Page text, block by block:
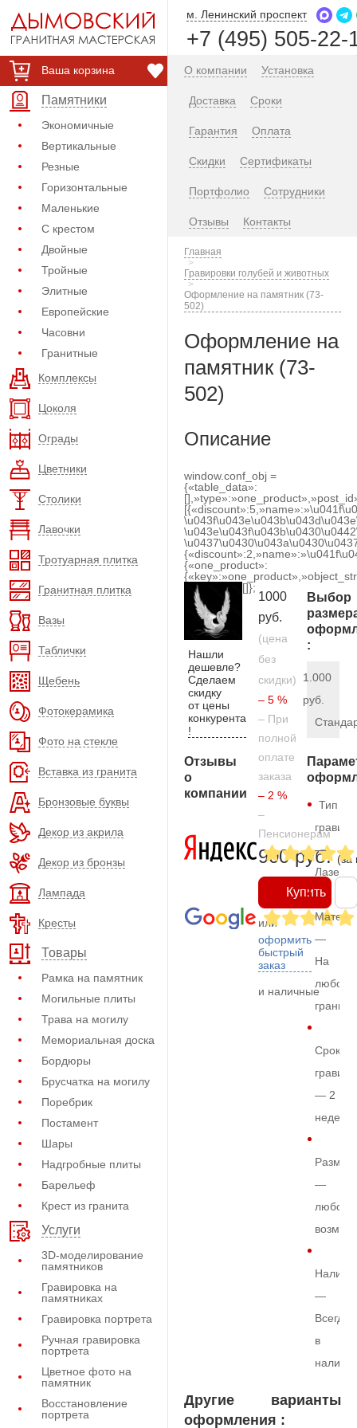
Ваша корзина
Памятники
Экономичные
Вертикальные
Резные
Горизонтальные
Маленькие
С крестом
Двойные
Тройные
Элитные
Европейские
Часовни
Гранитные
Комплексы
Цоколя
Ограды
Цветники
Столики
Лавочки
Тротуарная плитка
Гранитная плитка
Вазы
Таблички
Щебень
Фотокерамика
Фото на стекле
Вставка из гранита
Бронзовые буквы
Декор из акрила
Декор из бронзы
Лампада
Кресты
Товары
Рамка на памятник
Могильные плиты
Трава на могилу
Мемориальная доска
Бордюры
Брусчатка на могилу
Поребрик
Постамент
Шары
Надгробные плиты
Барельеф
Крест из гранита
Услуги
3D-моделирование
памятников
Гравировка на
памятниках
Гравировка портрета
Ручная гравировка
портрета
Цветное фото на
памятник
Восстановление
портрета
м. Ленинский проспект
+7 (495) 505-22-
О компании Установка
Доставка Сроки
Гарантия Оплата
Скидки Сертификаты
Портфолио Сотрудники
Отзывы Контакты
Главная
Гравировки голубей и животных
Оформление на памятник (73-
502)
Оформление на
памятник (73-
502)
Описание
window.conf_obj =
{«table_data»:
{«one_product»:
[]};
Нашли
дешевле?
Сделаем
скидку
от цены
конкурента
!
Отзывы
о
компании
1000
руб.
(цена
без
скидки)
– 5 %
– При
полной
оплате
заказа
– 2 %
–
Пенсионерам
900 руб. (за
Купить
или
оформить
быстрый
заказ
и наличные
Выбор
:
1.000
руб.
Тип
—
—
На
любом
граните
Срок
— 2
недели
Размер
—
любой
—
Всегда
в
Другие варианты
оформления :